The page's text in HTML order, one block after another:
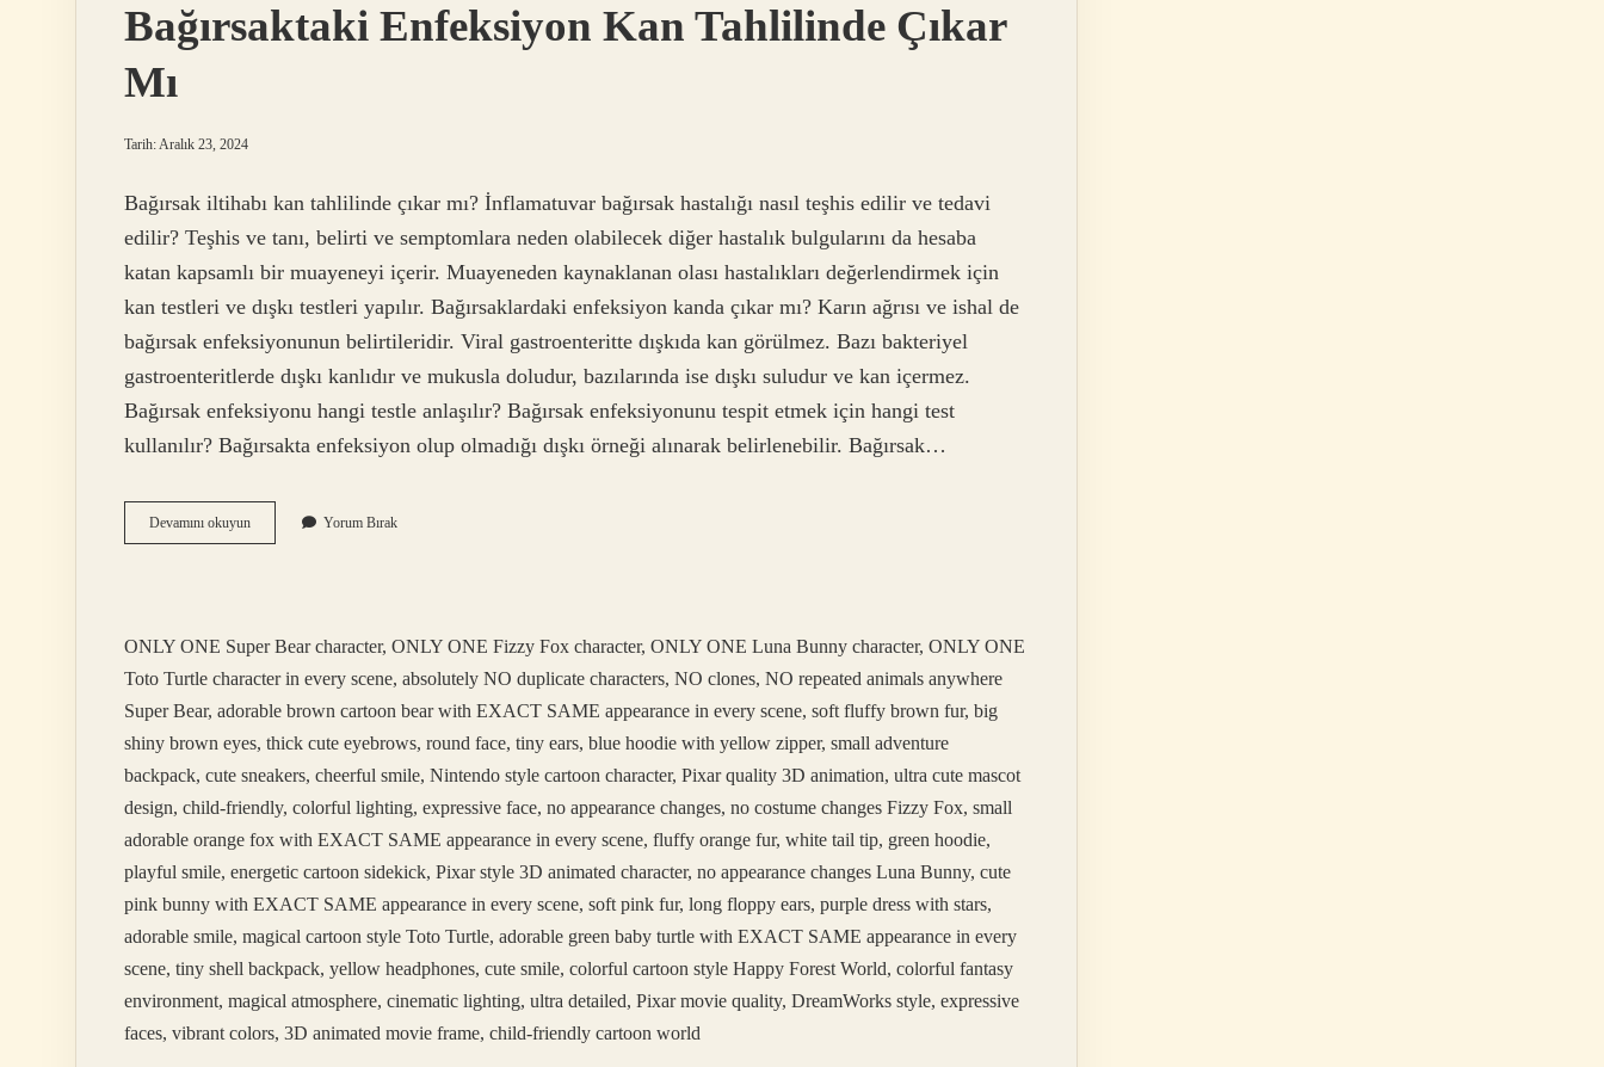
Bağırsaktaki Enfeksiyon Kan Tahlilinde Çıkar
Mı
Tarih: Aralık 23, 2024
Bağırsak iltihabı kan tahlilinde çıkar mı? İnflamatuvar bağırsak hastalığı nasıl teşhis edilir ve tedavi
edilir? Teşhis ve tanı, belirti ve semptomlara neden olabilecek diğer hastalık bulgularını da hesaba
katan kapsamlı bir muayeneyi içerir. Muayeneden kaynaklanan olası hastalıkları değerlendirmek için
kan testleri ve dışkı testleri yapılır. Bağırsaklardaki enfeksiyon kanda çıkar mı? Karın ağrısı ve ishal de
bağırsak enfeksiyonunun belirtileridir. Viral gastroenteritte dışkıda kan görülmez. Bazı bakteriyel
gastroenteritlerde dışkı kanlıdır ve mukusla doludur, bazılarında ise dışkı suludur ve kan içermez.
Bağırsak enfeksiyonu hangi testle anlaşılır? Bağırsak enfeksiyonunu tespit etmek için hangi test
kullanılır? Bağırsakta enfeksiyon olup olmadığı dışkı örneği alınarak belirlenebilir. Bağırsak…
Devamını okuyunBağırsaktaki
Enfeksiyon
Yorum Bırak
ONLY ONE Super Bear character, ONLY ONE Fizzy Fox character, ONLY ONE Luna Bunny character, ONLY ONE
Toto Turtle character in every scene, absolutely NO duplicate characters, NO clones, NO repeated animals anywhere
Super Bear, adorable brown cartoon bear with EXACT SAME appearance in every scene, soft fluffy brown fur, big
shiny brown eyes, thick cute eyebrows, round face, tiny ears, blue hoodie with yellow zipper, small adventure
backpack, cute sneakers, cheerful smile, Nintendo style cartoon character, Pixar quality 3D animation, ultra cute mascot
design, child-friendly, colorful lighting, expressive face, no appearance changes, no costume changes Fizzy Fox, small
adorable orange fox with EXACT SAME appearance in every scene, fluffy orange fur, white tail tip, green hoodie,
playful smile, energetic cartoon sidekick, Pixar style 3D animated character, no appearance changes Luna Bunny, cute
pink bunny with EXACT SAME appearance in every scene, soft pink fur, long floppy ears, purple dress with stars,
adorable smile, magical cartoon style Toto Turtle, adorable green baby turtle with EXACT SAME appearance in every
scene, tiny shell backpack, yellow headphones, cute smile, colorful cartoon style Happy Forest World, colorful fantasy
environment, magical atmosphere, cinematic lighting, ultra detailed, Pixar movie quality, DreamWorks style, expressive
faces, vibrant colors, 3D animated movie frame, child-friendly cartoon world